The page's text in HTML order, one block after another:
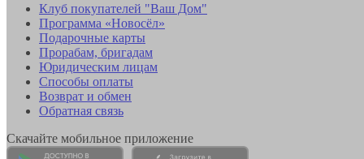
Клуб покупателей "Ваш Дом"
Программа «Новосёл»
Подарочные карты
Прорабам, бригадам
Юридическим лицам
Способы оплаты
Возврат и обмен
Обратная связь
Скачайте мобильное приложение